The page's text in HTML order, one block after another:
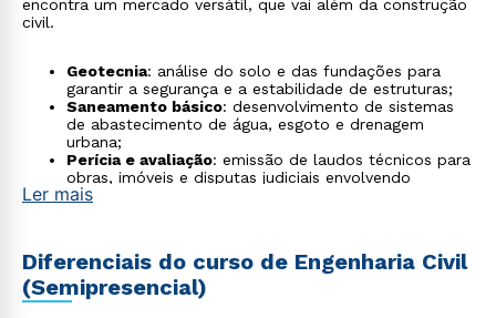
encontra um mercado versátil, que vai além da construção
civil.
Geotecnia: análise do solo e das fundações para
garantir a segurança e a estabilidade de estruturas;
Saneamento básico: desenvolvimento de sistemas
de abastecimento de água, esgoto e drenagem
urbana;
Perícia e avaliação: emissão de laudos técnicos para
obras, imóveis e disputas judiciais envolvendo
engenharia;
Planejamento urbano: participação em projetos de
mobilidade, habitação e crescimento sustentável das
cidades;
Ler mais
Diferenciais do curso de Engenharia Civil
(Semipresencial)